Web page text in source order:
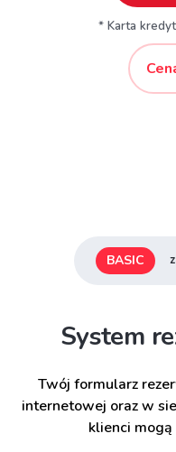
* Karta
BASIC
System
Twój formularz
internetowej oraz w
klienci